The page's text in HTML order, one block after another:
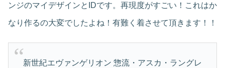
ンジのマイデザインとIDです。再現度がすごい！これはか
なり作るの大変でしたよね！有難く着させて頂きます！！
新世紀エヴァンゲリオン 惣流・アスカ・ラングレ